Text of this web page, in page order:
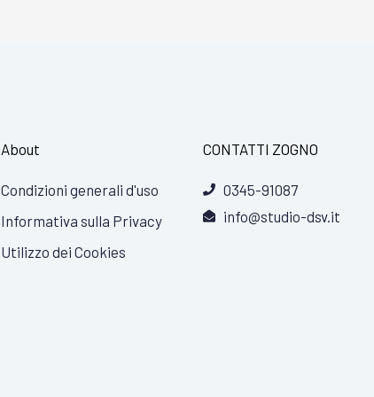
About
Condizioni generali d'uso
Informativa sulla Privacy
Utilizzo dei Cookies
CONTATTI ZOGNO
0345-91087
info@studio-dsv.it